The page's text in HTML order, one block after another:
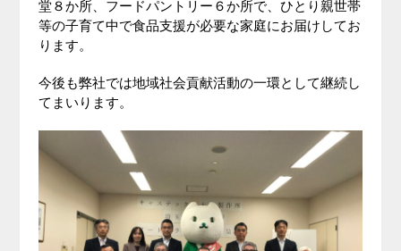
堂８か所、フードパントリー６か所で、ひとり親世帯
等の子育て中で食品支援が必要な家庭にお届けしてお
ります。
今後も弊社では地域社会貢献活動の一環として継続し
てまいります。